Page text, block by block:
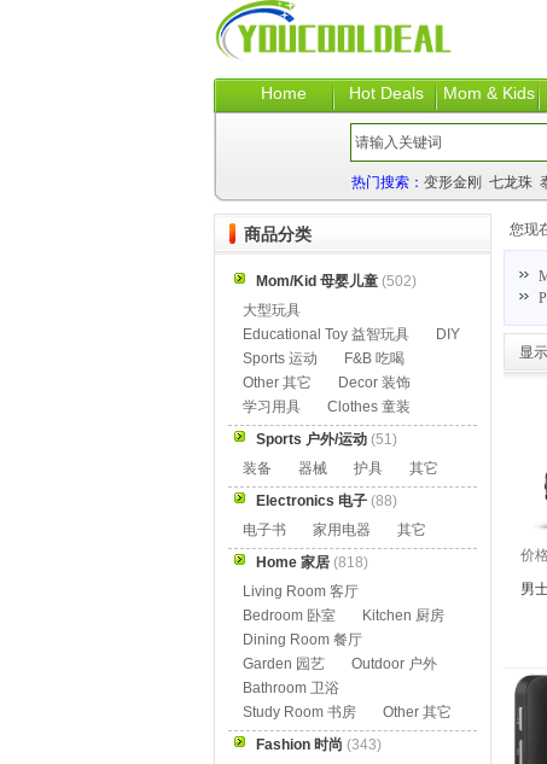
Home Hot Deals Mom & Kids
热门搜索： 变形金刚 七龙珠
显
价
男
您现
商品分类
Mom/Kid 母婴儿童 (502)
大型玩具
Educational Toy 益智玩具
DIY
Sports 运动
F&B 吃喝
Other 其它
Decor 装饰
学习用具
Clothes 童装
Sports 户外/运动 (51)
装备
器械 护具
其它
Electronics 电子 (88)
电子书
家用电器
其它
Home 家居 (818)
Living Room 客厅
Bedroom 卧室
Kitchen 厨房
Dining Room 餐厅
Garden 园艺
Outdoor 户外
Bathroom 卫浴
Study Room 书房
Other 其它
Fashion 时尚 (343)